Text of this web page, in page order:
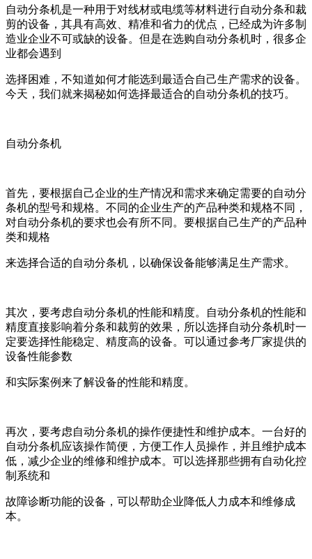
自动分条机是一种用于对线材或电缆等材料进行自动分条和裁
剪的设备，其具有高效、精准和省力的优点，已经成为许多制
造业企业不可或缺的设备。但是在选购自动分条机时，很多企
业都会遇到
选择困难，不知道如何才能选到最适合自己生产需求的设备。
今天，我们就来揭秘如何选择最适合的自动分条机的技巧。
自动分条机
首先，要根据自己企业的生产情况和需求来确定需要的自动分
条机的型号和规格。不同的企业生产的产品种类和规格不同，
对自动分条机的要求也会有所不同。要根据自己生产的产品种
类和规格
来选择合适的自动分条机，以确保设备能够满足生产需求。
其次，要考虑自动分条机的性能和精度。自动分条机的性能和
精度直接影响着分条和裁剪的效果，所以选择自动分条机时一
定要选择性能稳定、精度高的设备。可以通过参考厂家提供的
设备性能参数
和实际案例来了解设备的性能和精度。
再次，要考虑自动分条机的操作便捷性和维护成本。一台好的
自动分条机应该操作简便，方便工作人员操作，并且维护成本
低，减少企业的维修和维护成本。可以选择那些拥有自动化控
制系统和
故障诊断功能的设备，可以帮助企业降低人力成本和维修成
本。